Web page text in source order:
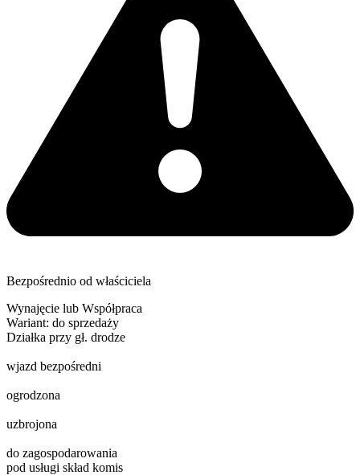
Bezpośrednio od właściciela
Wynajęcie lub Współpraca
Wariant: do sprzedaży
Działka przy gł. drodze
wjazd bezpośredni
ogrodzona
uzbrojona
do zagospodarowania
pod usługi skład komis